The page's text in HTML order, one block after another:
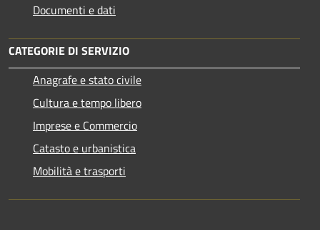
Documenti e dati
CATEGORIE DI SERVIZIO
Anagrafe e stato civile
Cultura e tempo libero
Imprese e Commercio
Catasto e urbanistica
Mobilità e trasporti